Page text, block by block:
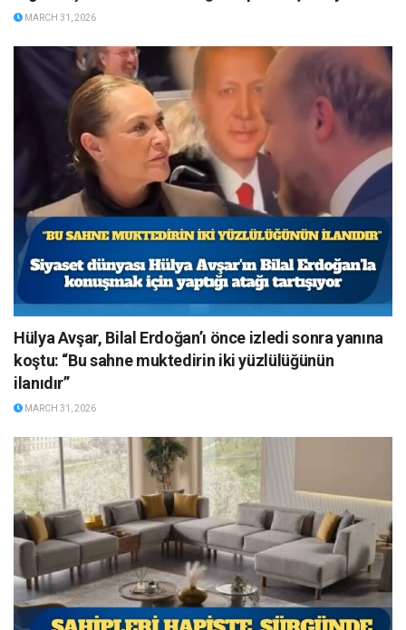
MARCH 31, 2026
Hülya Avşar, Bilal Erdoğan’ı önce izledi sonra yanına
koştu: “Bu sahne muktedirin iki yüzlülüğünün
ilanıdır”
MARCH 31, 2026